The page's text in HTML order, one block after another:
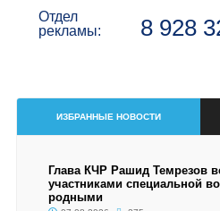
Отдел
рекламы:
8 928
ИЗБРАННЫЕ НОВОСТИ
Глава КЧР Рашид Темрезов
участниками специальной
родными